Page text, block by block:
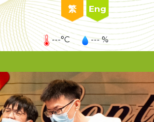
繁 Eng
---°C --- %